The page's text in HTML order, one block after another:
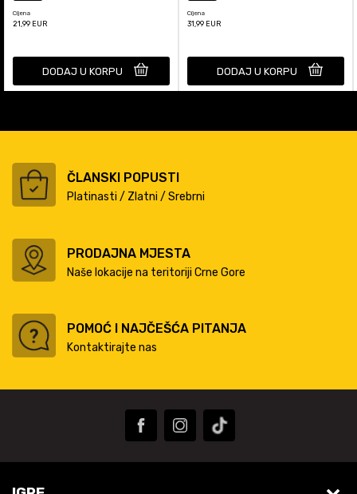
Cijena
21,99 EUR
DODAJ U KORPU
Cijena
31,99 EUR
DODAJ U KORPU
ČLANSKI POPUSTI
Platinasti / Zlatni / Srebrni
PRODAJNA MJESTA
Naše lokacije na teritoriji Crne Gore
POMOĆ I NAJČEŠĆA PITANJA
Kontaktirajte nas